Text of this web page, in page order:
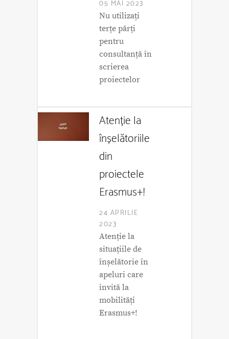
05 MAI 2023
Nu utilizați
terțe părți
pentru
consultanță în
scrierea
proiectelor
Atenție la
înșelătoriile
din
proiectele
Erasmus+!
24 APRILIE
2023
Atenție la
situațiile de
înșelătorie în
apeluri care
invită la
mobilități
Erasmus+!